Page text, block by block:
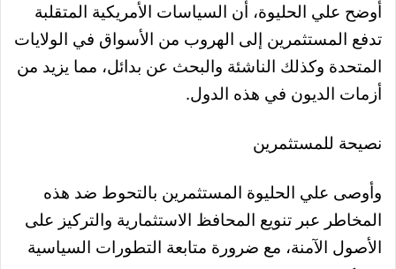
أوضح علي الحليوة، أن السياسات الأمريكية المتقلبة
تدفع المستثمرين إلى الهروب من الأسواق في الولايات
المتحدة وكذلك الناشئة والبحث عن بدائل، مما يزيد من
أزمات الديون في هذه الدول.
نصيحة للمستثمرين
وأوصى علي الحليوة المستثمرين بالتحوط ضد هذه
المخاطر عبر تنويع المحافظ الاستثمارية والتركيز على
الأصول الآمنة، مع ضرورة متابعة التطورات السياسية